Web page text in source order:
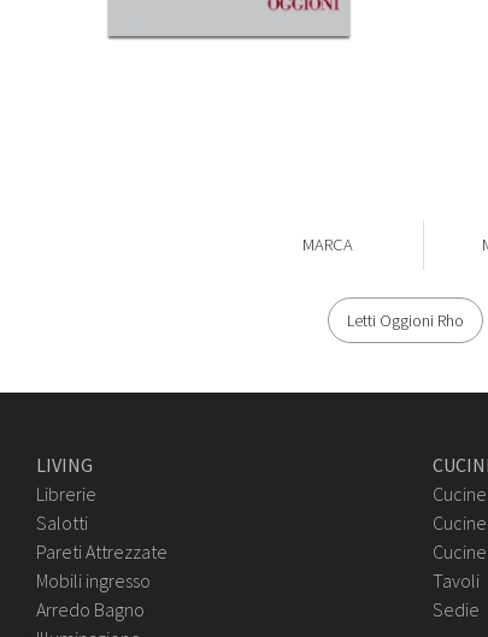
MARCA
Letti Oggioni Rho
LIVING
Librerie
Salotti
Pareti Attrezzate
Mobili ingresso
Arredo Bagno
Tavoli
Sedie